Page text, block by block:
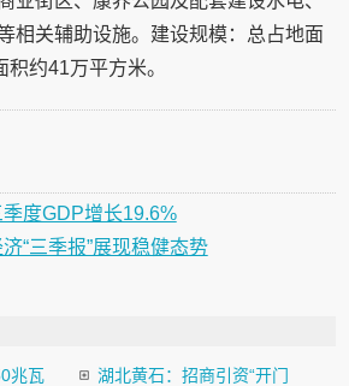
相关辅助设施。建设规模：总占地面
约41万平方米。
度GDP增长19.6%
“三季报”展现稳健态势
兆瓦
湖北黄石：招商引资“开门